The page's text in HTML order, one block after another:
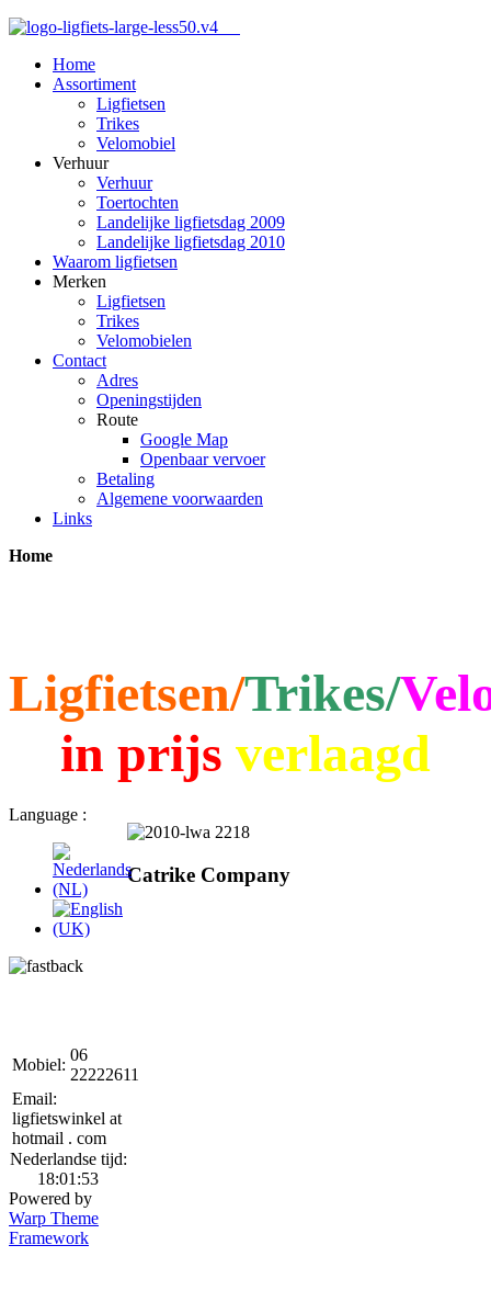
Home
Assortiment
Ligfietsen
Trikes
Velomobiel
Verhuur
Verhuur
Toertochten
Landelijke ligfietsdag 2009
Landelijke ligfietsdag 2010
Waarom ligfietsen
Merken
Ligfietsen
Trikes
Velomobielen
Contact
Adres
Openingstijden
Route
Google Map
Openbaar vervoer
Betaling
Algemene voorwaarden
Links
Home
Ligfietsen/Trikes/
in prijs verlaagd
Catrike Company
Language :
Mobiel:
06
22222611
Email:
ligfietswinkel at
hotmail . com
Nederlandse tijd:
18:01:53
Powered by
Warp Theme
Framework